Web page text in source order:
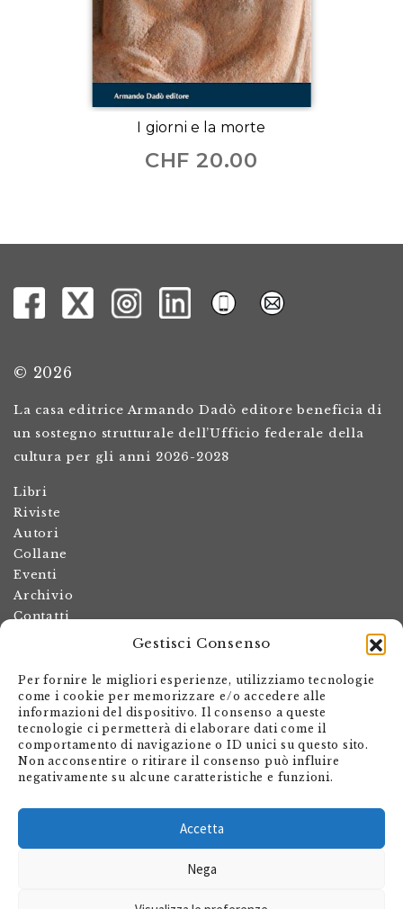
Gestisci Consenso
Per fornire le migliori esperienze, utilizziamo tecnologie
come i cookie per memorizzare e/o accedere alle
informazioni del dispositivo. Il consenso a queste
tecnologie ci permetterà di elaborare dati come il
comportamento di navigazione o ID unici su questo sito.
Non acconsentire o ritirare il consenso può influire
negativamente su alcune caratteristiche e funzioni.
Accetta
Nega
I giorni e la morte
CHF 20.00
© 2026
La casa editrice Armando Dadò editore beneficia di
un sostegno strutturale dell’Ufficio federale della
cultura per gli anni 2026-2028
Libri
Riviste
Autori
Collane
Eventi
Archivio
Contatti
Termini e condizioni
Spese di spedizione
Politica dei resi
Informativa sulla privacy
Il mio account
Carrello
Via Giovanni Antonio Orelli 29
Casella postale 563